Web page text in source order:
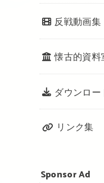
反戦動画集
懐古的資料
ダウンロー
リンク集
Sponsor Ad